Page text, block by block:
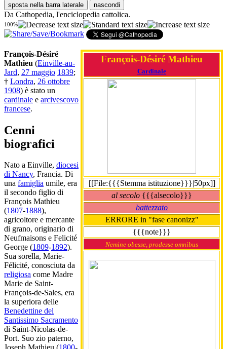
sposta nella barra laterale nascondi
Da Cathopedia, l'enciclopedia cattolica.
100%
François-Désiré Mathieu
Cardinale
[[File:{{{Stemma istituzione}}}|50px]]
al secolo {{{alsecolo}}}
battezzato
ERRORE in "fase canonizz"
{{{note}}}
Nemine obesse, prodesse omnibus
François-Désiré
Mathieu (Einville-au-
Jard, 27 maggio 1839;
† Londra, 26 ottobre
1908) è stato un
cardinale e arcivescovo
francese.
Cenni
biografici
Nato a Einville, diocesi
di Nancy, Francia. Di
una famiglia umile, era
il secondo figlio di
François Mathieu
(1807-1888),
agricoltore e mercante
di grano, originario di
Neufmaisons e Felicité
George (1809-1892).
Sua sorella, Marie-
Félicité, conosciuta da
religiosa come Madre
Marie de Saint-
François-de-Sales, era
la superiora delle
Benedettine del
Santissimo Sacramento
di Saint-Nicolas-de-
Port. Suo zio paterno,